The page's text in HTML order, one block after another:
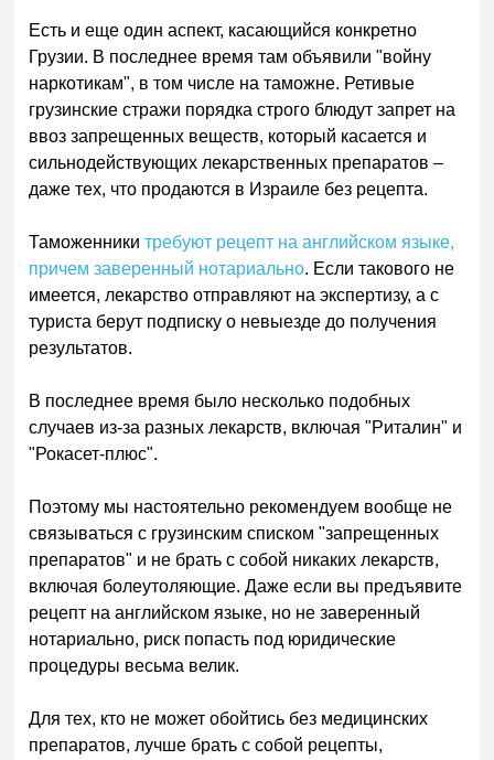
Есть и еще один аспект, касающийся конкретно
Грузии. В последнее время там объявили "войну
наркотикам", в том числе на таможне. Ретивые
грузинские стражи порядка строго блюдут запрет на
ввоз запрещенных веществ, который касается и
сильнодействующих лекарственных препаратов –
даже тех, что продаются в Израиле без рецепта.
Таможенникитребуют рецепт на английском языке,
причем заверенный нотариально. Если такового не
имеется, лекарство отправляют на экспертизу, а с
туриста берут подписку о невыезде до получения
результатов.
В последнее время было несколько подобных
случаев из-за разных лекарств, включая "Риталин" и
"Рокасет-плюс".
Поэтому мы настоятельно рекомендуем вообще не
связываться с грузинским списком "запрещенных
препаратов" и не брать с собой никаких лекарств,
включая болеутоляющие. Даже если вы предъявите
рецепт на английском языке, но не заверенный
нотариально, риск попасть под юридические
процедуры весьма велик.
Для тех, кто не может обойтись без медицинских
препаратов, лучше брать с собой рецепты,